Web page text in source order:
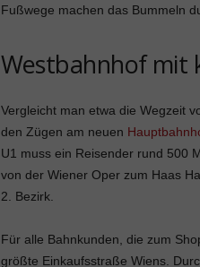
Fußwege machen das Bummeln
Westbahnhof mit
Vergleicht man etwa die Wegzeit
den Zügen am neuen
U1 muss ein Reisender rund 500
von der Wiener Oper zum Haas
2. Bezirk.
Für alle Bahnkunden, die zum
größte Einkaufsstraße Wiens.